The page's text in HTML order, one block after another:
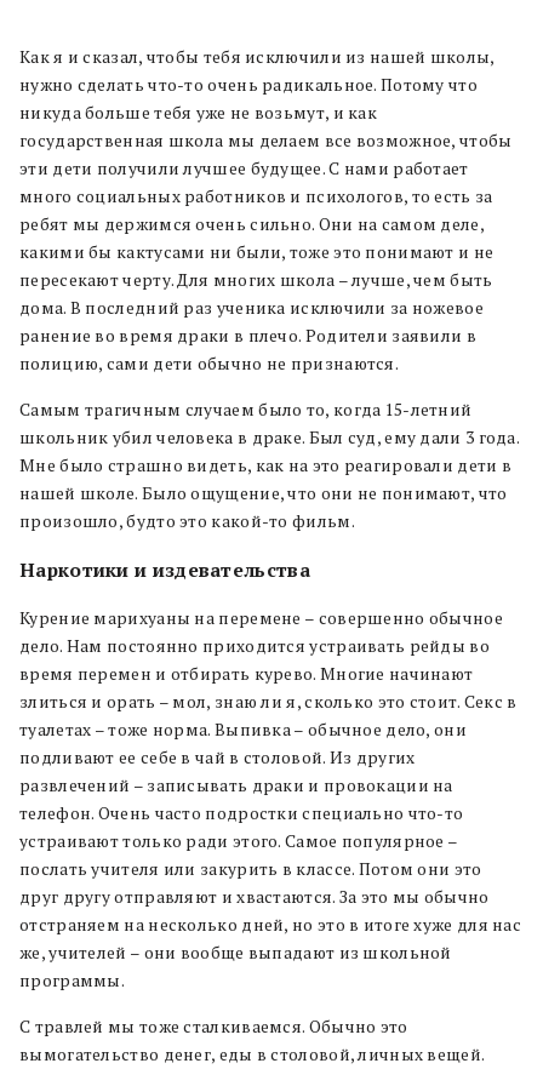
Как я и сказал, чтобы тебя исключили из нашей школы,
нужно сделать что-то очень радикальное. Потому что
никуда больше тебя уже не возьмут, и как
государственная школа мы делаем все возможное, чтобы
эти дети получили лучшее будущее. С нами работает
много социальных работников и психологов, то есть за
ребят мы держимся очень сильно. Они на самом деле,
какими бы кактусами ни были, тоже это понимают и не
пересекают черту. Для многих школа – лучше, чем быть
дома. В последний раз ученика исключили за ножевое
ранение во время драки в плечо. Родители заявили в
полицию, сами дети обычно не признаются.
Самым трагичным случаем было то, когда 15-летний
школьник убил человека в драке. Был суд, ему дали 3 года.
Мне было страшно видеть, как на это реагировали дети в
нашей школе. Было ощущение, что они не понимают, что
произошло, будто это какой-то фильм.
Наркотики и издевательства
Курение марихуаны на перемене – совершенно обычное
дело. Нам постоянно приходится устраивать рейды во
время перемен и отбирать курево. Многие начинают
злиться и орать – мол, знаю ли я, сколько это стоит. Секс в
туалетах – тоже норма. Выпивка – обычное дело, они
подливают ее себе в чай в столовой. Из других
развлечений – записывать драки и провокации на
телефон. Очень часто подростки специально что-то
устраивают только ради этого. Самое популярное –
послать учителя или закурить в классе. Потом они это
друг другу отправляют и хвастаются. За это мы обычно
отстраняем на несколько дней, но это в итоге хуже для нас
же, учителей – они вообще выпадают из школьной
программы.
С травлей мы тоже сталкиваемся. Обычно это
вымогательство денег, еды в столовой, личных вещей.